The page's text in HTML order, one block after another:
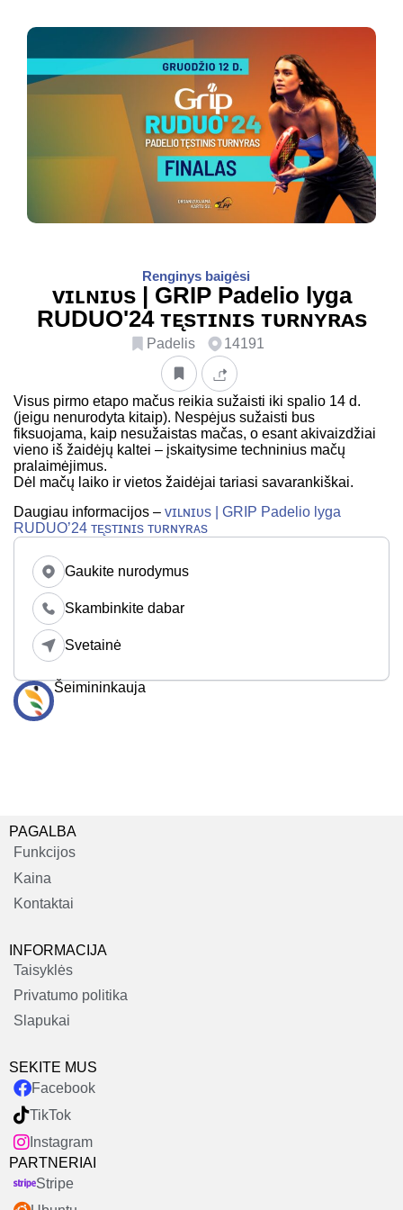
Renginys baigėsi
ᴠɪʟɴɪᴜs | GRIP Padelio lyga
RUDUO'24 ᴛᴇ̨sᴛɪɴɪs ᴛᴜʀɴʏʀᴀs
Padelis 14191
Visus pirmo etapo mačus reikia sužaisti iki spalio 14 d.
(jeigu nenurodyta kitaip). Nespėjus sužaisti bus
fiksuojama, kaip nesužaistas mačas, o esant akivaizdžiai
vieno iš žaidėjų kaltei – įskaitysime techninius mačų
pralaimėjimus.
Dėl mačų laiko ir vietos žaidėjai tariasi savarankiškai.
Daugiau informacijos – ᴠɪʟɴɪᴜs | GRIP Padelio lyga
RUDUO’24 ᴛᴇ̨sᴛɪɴɪs ᴛᴜʀɴʏʀᴀs
Gaukite nurodymus
Skambinkite dabar
Svetainė
Šeimininkauja
PAGALBA
Funkcijos
Kaina
Kontaktai
INFORMACIJA
Taisyklės
Privatumo politika
Slapukai
SEKITE MUS
Facebook
TikTok
Instagram
PARTNERIAI
Stripe